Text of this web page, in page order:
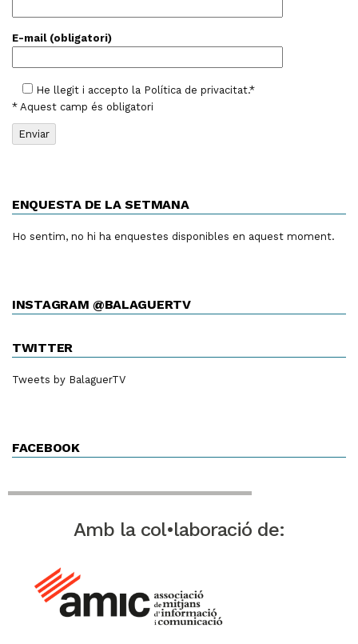
E-mail (obligatori)
He llegit i accepto la Política de privacitat.*
* Aquest camp és obligatori
ENQUESTA DE LA SETMANA
Ho sentim, no hi ha enquestes disponibles en aquest moment.
INSTAGRAM @BALAGUERTV
TWITTER
Tweets by BalaguerTV
FACEBOOK
Amb la col•laboració de: